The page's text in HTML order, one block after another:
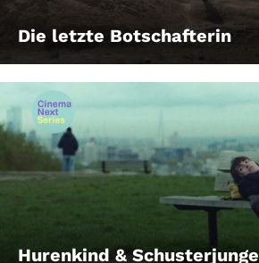
Die letzte Botschafterin
Hurenkind & Schusterjunge